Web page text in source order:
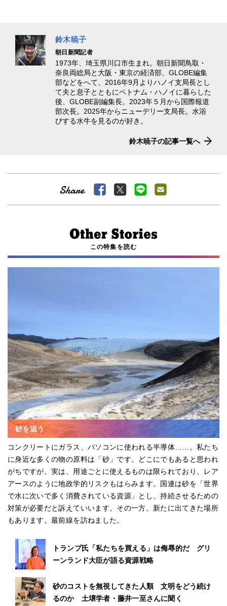
鈴木暁子
朝日新聞記者
1973年、埼玉県川口市生まれ。朝日新聞鳥取・
奈良両総局と大阪・東京の経済部、GLOBE編集
部などをへて、2016年9月よりハノイ支局長とし
て夫と息子とともにベトナム・ハノイに暮らした
後、GLOBE副編集長。2023年５月から国際報道
部次長。2025年からニューデリー支局長。水浴
びする水牛を見るのが好き。
鈴木暁子の記事一覧へ
この特集を読む
砂を追う
コンクリートにガラス、パソコンに使われる半導体……。私たち
に身近な多くの物の原料は「砂」です。どこにでもあると思われ
がちですが、実は、用途ごとに使えるものは限られており、レア
アースのように地政学的リスクもはらみます。国連は砂を「世界
で水に次いで多く消費されている資源」とし、持続させるための
対策が必要だと訴えていいます。その一方、新たに出てきた場所
もあります。最前線を訪ねました。
トランプ氏「私たちを買える」は侮辱的だ グリ
ーンランド大臣が語る資源戦略
砂のコストを無視してきた人類 文明をどう続け
るのか 土壌学者・藤井一至さんに聞く